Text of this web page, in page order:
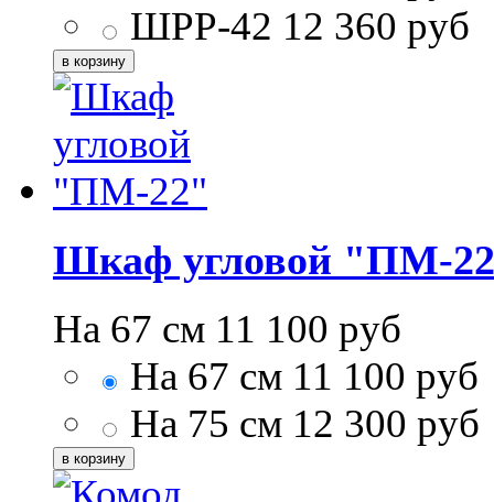
ШРР-42 12 360 руб
Шкаф угловой "ПМ-
На 67 см 11 100 руб
На 67 см 11 100 руб
На 75 см 12 300 руб